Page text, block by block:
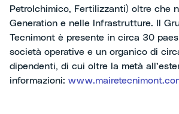
Petrolchimico, Fertilizzanti) oltre che
Generation e nelle Infrastrutture. Il
Tecnimont è presente in circa 30
società operative e un organico di
dipendenti, di cui oltre la metà
informazioni: